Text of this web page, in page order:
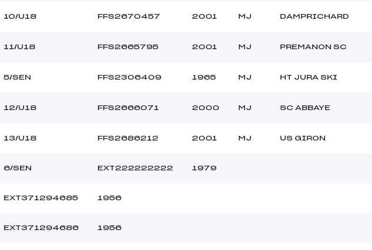
10/U18 FFS2670457 2001 MJ DAMPRICHARD
11/U18 FFS2665795 2001 MJ PREMANON SC
5/SEN FFS2306409 1965 MJ HT JURA SKI
12/U18 FFS2666071 2000 MJ SC ABBAYE
13/U18 FFS2686212 2001 MJ US GIRON
6/SEN EXT222222222 1979
EXT371294685 1956
EXT371294686 1956